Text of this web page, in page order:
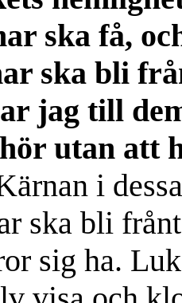
ska få,
ska bli
jag till
utan att
i
ska bli
sig ha.